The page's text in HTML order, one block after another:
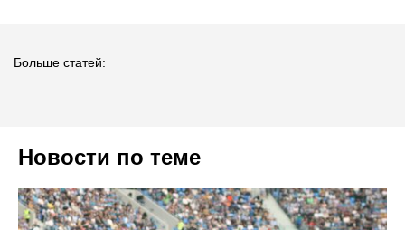
Новости по теме
Больше статей: